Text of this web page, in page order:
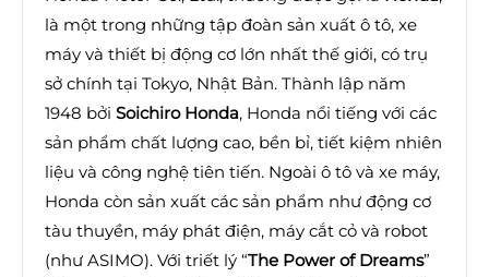
là một trong những tập đoàn sản xuất ô tô, xe
máy và thiết bị động cơ lớn nhất thế giới, có trụ
sở chính tại Tokyo, Nhật Bản. Thành lập năm
1948 bởi Soichiro Honda, Honda nổi tiếng với các
sản phẩm chất lượng cao, bền bỉ, tiết kiệm nhiên
liệu và công nghệ tiên tiến. Ngoài ô tô và xe máy,
Honda còn sản xuất các sản phẩm như động cơ
tàu thuyền, máy phát điện, máy cắt cỏ và robot
(như ASIMO). Với triết lý “The Power of Dreams”